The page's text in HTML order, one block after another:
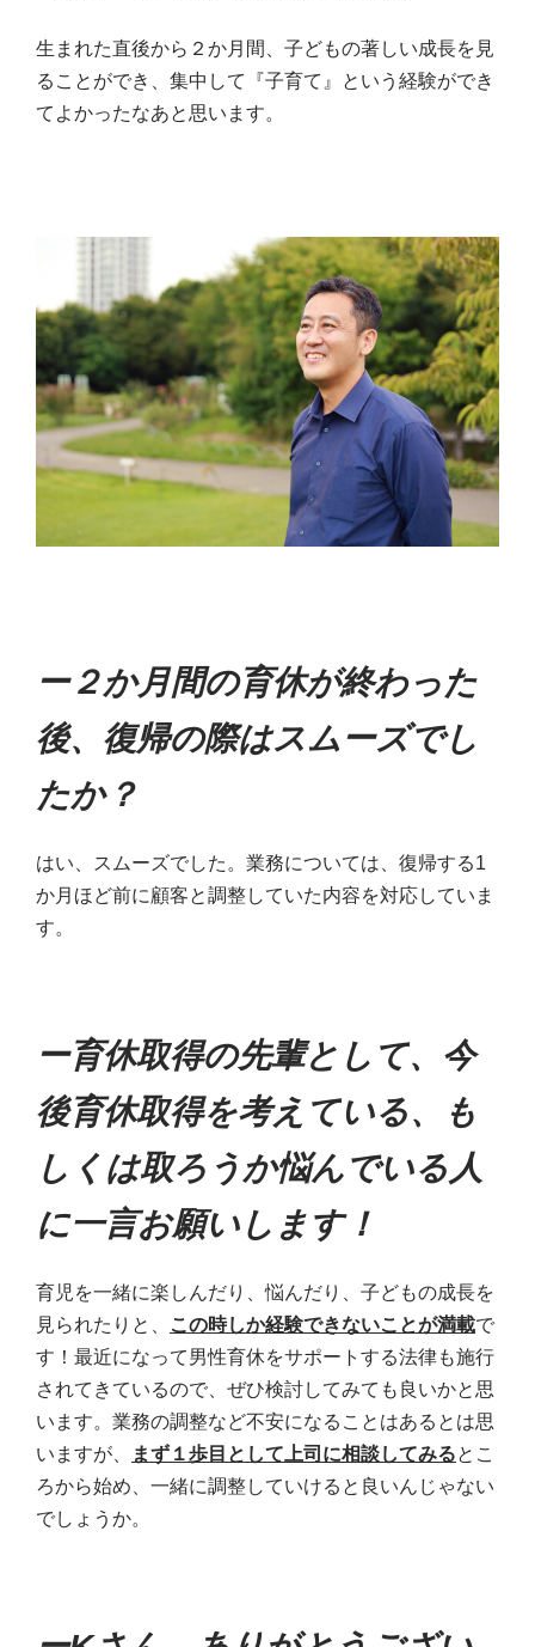
生まれた直後から２か月間、子どもの著しい成長を見
ることができ、集中して『子育て』という経験ができ
てよかったなあと思います。
ー２か月間の育休が終わった
後、復帰の際はスムーズでし
たか？
はい、スムーズでした。業務については、復帰する1
か月ほど前に顧客と調整していた内容を対応していま
す。
ー育休取得の先輩として、今
後育休取得を考えている、も
しくは取ろうか悩んでいる人
に一言お願いします！
育児を一緒に楽しんだり、悩んだり、子どもの成長を
見られたりと、
この時しか経験できないことが満載で
す！最近になって男性育休をサポートする法律も施行
されてきているので、ぜひ検討してみても良いかと思
います。業務の調整など不安になることはあるとは思
いますが、
まず１歩目として上司に相談してみるとこ
ろから始め、一緒に調整していけると良いんじゃない
でしょうか。